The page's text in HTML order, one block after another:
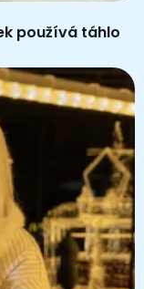
používá táhlo